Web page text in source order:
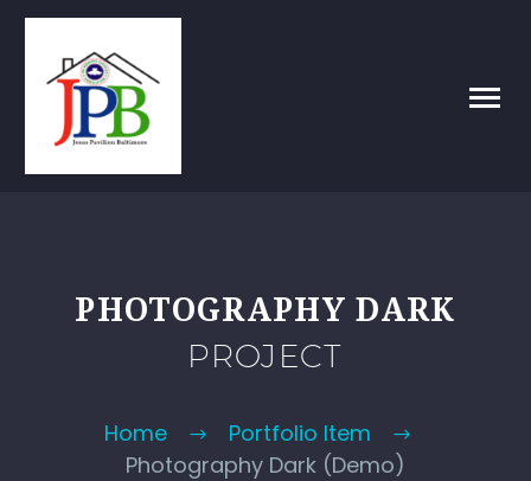
PHOTOGRAPHY DARK
PROJECT
Home
Portfolio Item
Photography Dark (Demo)